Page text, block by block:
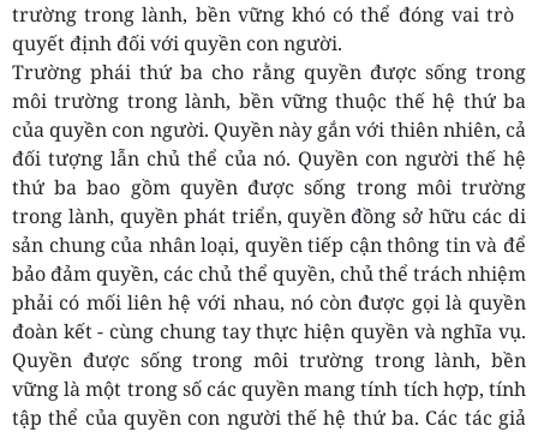
trường trong lành, bền vững khó có thể đóng vai trò
quyết định đối với quyền con người.
Trường phái thứ ba cho rằng quyền được sống trong
môi trường trong lành, bền vững thuộc thế hệ thứ ba
của quyền con người. Quyền này gắn với thiên nhiên, cả
đối tượng lẫn chủ thể của nó. Quyền con người thế hệ
thứ ba bao gồm quyền được sống trong môi trường
trong lành, quyền phát triển, quyền đồng sở hữu các di
sản chung của nhân loại, quyền tiếp cận thông tin và để
bảo đảm quyền, các chủ thể quyền, chủ thể trách nhiệm
phải có mối liên hệ với nhau, nó còn được gọi là quyền
đoàn kết - cùng chung tay thực hiện quyền và nghĩa vụ.
Quyền được sống trong môi trường trong lành, bền
vững là một trong số các quyền mang tính tích hợp, tính
tập thể của quyền con người thế hệ thứ ba. Các tác giả